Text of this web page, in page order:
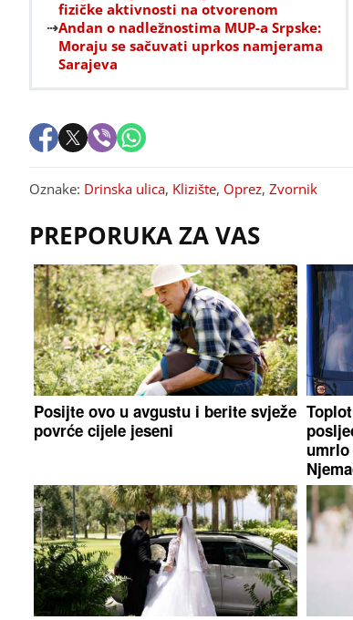
fizičke aktivnosti na otvorenom
Andan o nadležnostima MUP-a Srpske:
Moraju se sačuvati uprkos namjerama
Sarajeva
Oznake: Drinska ulica, Klizište, Oprez, Zvornik
PREPORUKA ZA VAS
Posijte ovo u avgustu i berite svježe
povrće cijele jeseni
umrlo